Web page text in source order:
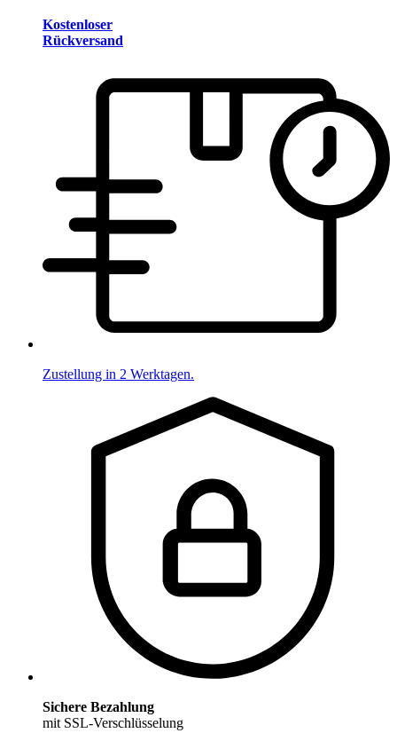
Kostenloser
Rückversand
Zustellung in 2 Werktagen.
Sichere Bezahlung
mit SSL-Verschlüsselung